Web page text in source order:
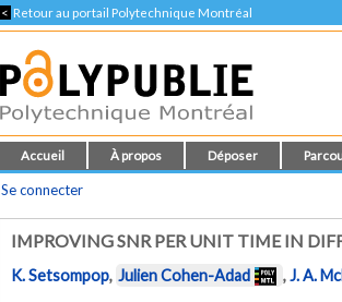
< Retour au portail Polytechnique Montréal
Accueil À propos Déposer
Se connecter
IMPROVING SNR PER UNIT TIME IN
K. Setsompop, Julien Cohen-Adad ,J. A.